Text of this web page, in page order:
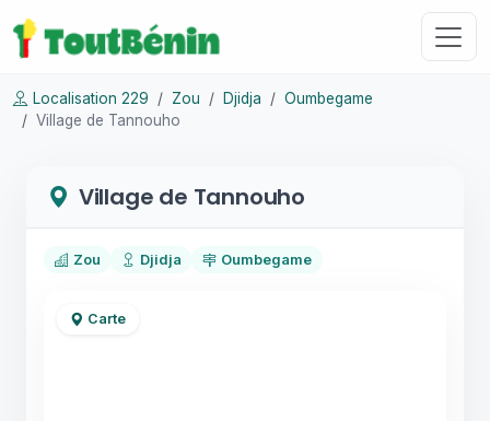
Localisation 229 Zou Djidja
Oumbegame
Village de Tannouho
Village de Tannouho
Zou Djidja Oumbegame
Carte